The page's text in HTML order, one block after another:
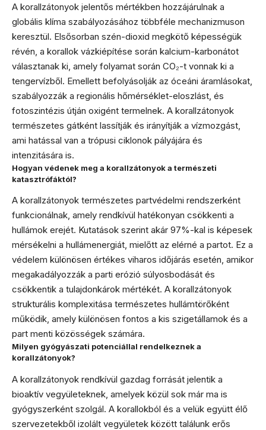
A korallzátonyok jelentős mértékben hozzájárulnak a
globális klíma szabályozásához többféle mechanizmuson
keresztül. Elsősorban szén-dioxid megkötő képességük
révén, a korallok vázkiépítése során kalcium-karbonátot
választanak ki, amely folyamat során CO₂-t vonnak ki a
tengervízből. Emellett befolyásolják az óceáni áramlásokat,
szabályozzák a regionális hőmérséklet-eloszlást, és
fotoszintézis útján oxigént termelnek. A korallzátonyok
természetes gátként lassítják és irányítják a vízmozgást,
ami hatással van a trópusi ciklonok pályájára és
intenzitására is.
Hogyan védenek meg a korallzátonyok a természeti
katasztrófáktól?
A korallzátonyok természetes partvédelmi rendszerként
funkcionálnak, amely rendkívül hatékonyan csökkenti a
hullámok erejét. Kutatások szerint akár 97%-kal is képesek
mérsékelni a hullámenergiát, mielőtt az elérné a partot. Ez a
védelem különösen értékes viharos időjárás esetén, amikor
megakadályozzák a parti erózió súlyosbodását és
csökkentik a tulajdonkárok mértékét. A korallzátonyok
strukturális komplexitása természetes hullámtörőként
működik, amely különösen fontos a kis szigetállamok és a
part menti közösségek számára.
Milyen gyógyászati potenciállal rendelkeznek a
korallzátonyok?
A korallzátonyok rendkívül gazdag forrását jelentik a
bioaktív vegyületeknek, amelyek közül sok már ma is
gyógyszerként szolgál. A korallokból és a velük együtt élő
szervezetekből izolált vegyületek között találunk erős